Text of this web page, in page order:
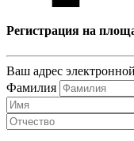
Регистрация на
Ваш адрес
Фамилия